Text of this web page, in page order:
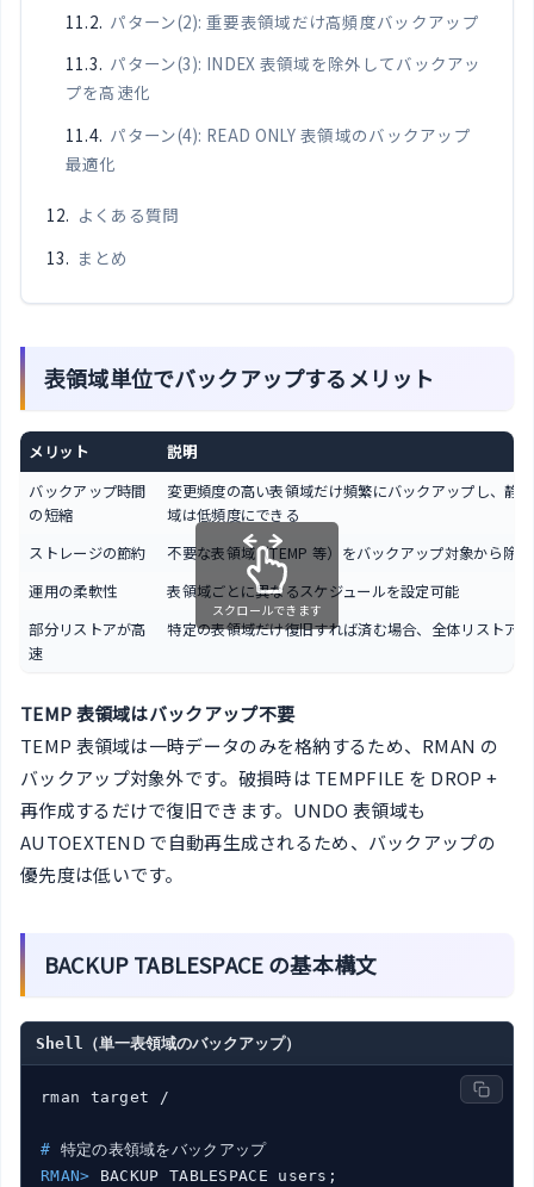
パターン(2): 重要表領域だけ高頻度バックアップ
パターン(3): INDEX 表領域を除外してバックアッ
プを高速化
パターン(4): READ ONLY 表領域のバックアップ
最適化
よくある質問
まとめ
表領域単位でバックアップするメリット
メリット
説明
バックアップ時間
の短縮
変更頻度の高い表領域だけ頻繁にバックアップし、静
域は低頻度にできる
ストレージの節約
不要な表領域（TEMP 等）をバックアップ対象から除外
運用の柔軟性
表領域ごとに異なるスケジュールを設定可能
部分リストアが高
速
特定の表領域だけ復旧すれば済む場合、全体リストア
スクロールできます
TEMP 表領域はバックアップ不要
TEMP 表領域は一時データのみを格納するため、RMAN の
バックアップ対象外です。破損時は TEMPFILE を DROP +
再作成するだけで復旧できます。UNDO 表領域も
AUTOEXTEND で自動再生成されるため、バックアップの
優先度は低いです。
BACKUP TABLESPACE の基本構文
Shell（単一表領域のバックアップ）
# 特定の表領域をバックアップ
RMAN> BACKUP TABLESPACE users;